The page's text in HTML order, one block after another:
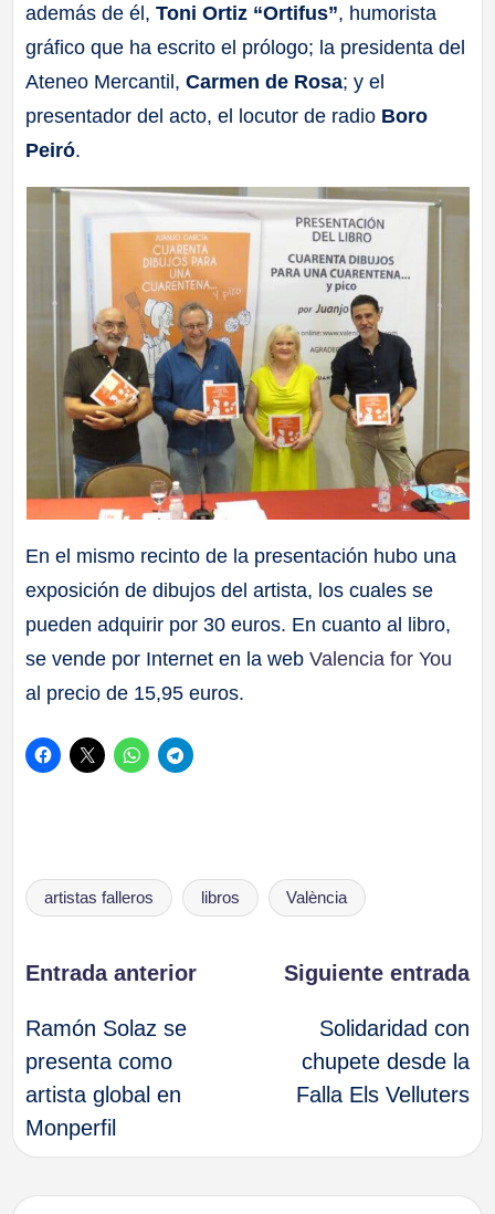
además de él,Toni Ortiz “Ortifus”, humorista
gráfico que ha escrito el prólogo; la presidenta del
Ateneo Mercantil,Carmen de Rosa; y el
presentador del acto, el locutor de radio Boro
Peiró.
En el mismo recinto de la presentación hubo una
exposición de dibujos del artista, los cuales se
pueden adquirir por 30 euros. En cuanto al libro,
se vende por Internet en la webValencia for You
al precio de 15,95 euros.
Etiquetas:
artistas falleros libros València
Navegación
de
entradas
Entrada anterior
Ramón Solaz se
presenta como
artista global en
Monperfil
Siguiente entrada
Solidaridad con
chupete desde la
Falla Els Velluters